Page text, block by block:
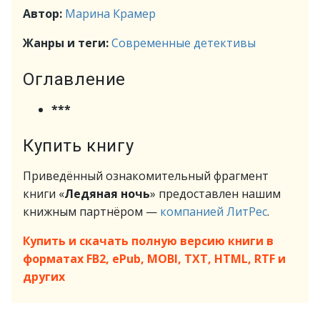
Автор: Марина Крамер
Жанры и теги:Современные детективы
Оглавление
***
Купить книгу
Приведённый ознакомительный фрагмент
книги «Ледяная ночь» предоставлен нашим
книжным партнёром — компанией ЛитРес.
Купить и скачать полную версию книги в
форматах FB2, ePub, MOBI, TXT, HTML, RTF и
других